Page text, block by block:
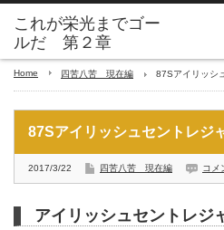
これが栄光までゴー
ルだ 第２章
Home 四苦八苦 現在編 87Sアイリッシ
87Sアイリッシュセントレジ
2017/3/22 四苦八苦 現在編 コメ
アイリッシュセントレジ